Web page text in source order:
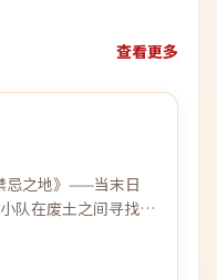
查看更多
99:51
忌之地》——当末日
队在废土之间寻找最